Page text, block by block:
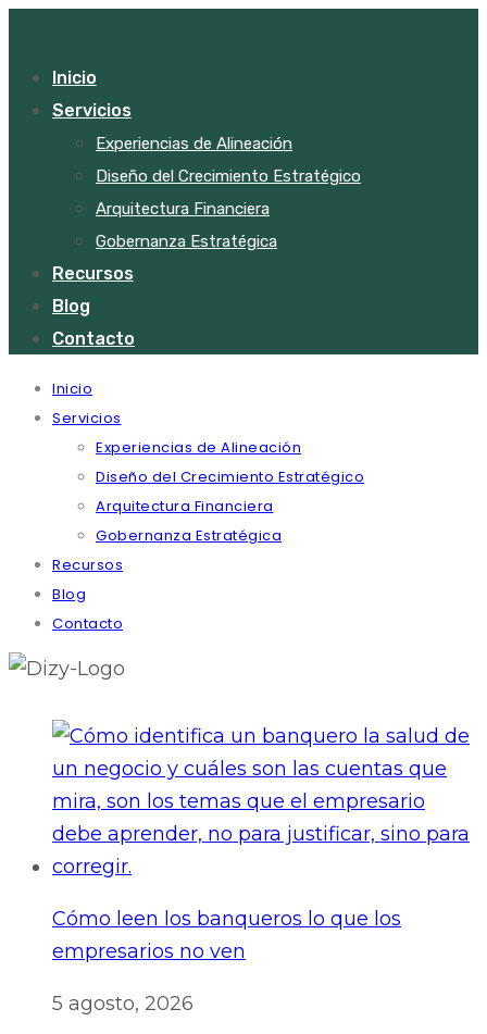
Inicio
Servicios
Experiencias de Alineación
Diseño del Crecimiento Estratégico
Arquitectura Financiera
Gobernanza Estratégica
Recursos
Blog
Contacto
Inicio
Servicios
Experiencias de Alineación
Diseño del Crecimiento Estratégico
Arquitectura Financiera
Gobernanza Estratégica
Recursos
Blog
Contacto
Cómo leen los banqueros lo que los
empresarios no ven
5 agosto, 2026